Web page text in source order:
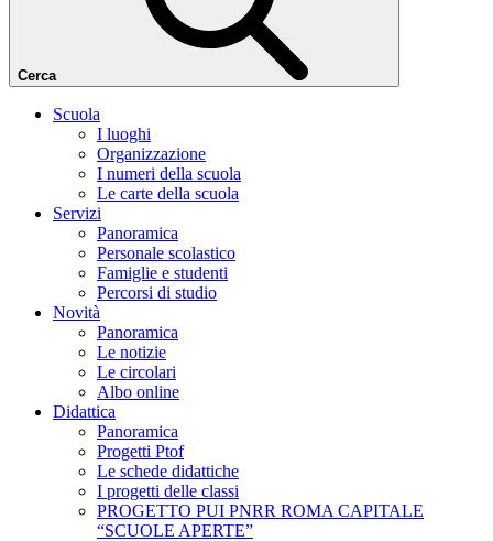
Cerca
Scuola
I luoghi
Organizzazione
I numeri della scuola
Le carte della scuola
Servizi
Panoramica
Personale scolastico
Famiglie e studenti
Percorsi di studio
Novità
Panoramica
Le notizie
Le circolari
Albo online
Didattica
Panoramica
Progetti Ptof
Le schede didattiche
I progetti delle classi
PROGETTO PUI PNRR ROMA CAPITALE
“SCUOLE APERTE”